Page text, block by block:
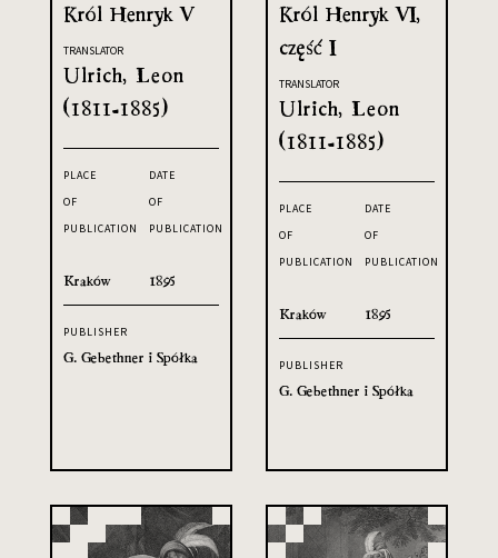
Król Henryk V
TRANSLATOR
Ulrich, Leon
(1811-1885)
PLACE
OF
PUBLICATION
Kraków
DATE
OF
PUBLICATION
1895
PUBLISHER
G. Gebethner i Spółka
Król Henryk VI,
część I
TRANSLATOR
Ulrich, Leon
(1811-1885)
PLACE
OF
PUBLICATION
Kraków
DATE
OF
PUBLICATION
1895
PUBLISHER
G. Gebethner i Spółka